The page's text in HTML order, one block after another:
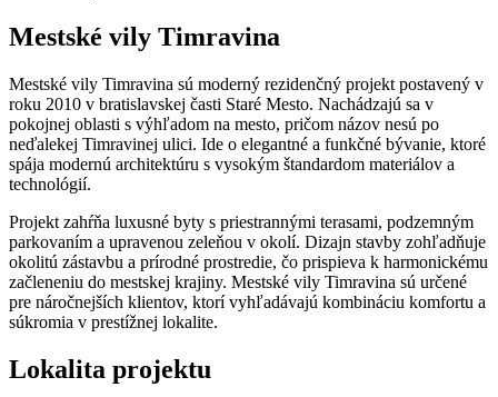
Mestské vily Timravina
Mestské vily Timravina sú moderný rezidenčný projekt postavený v
roku 2010 v bratislavskej časti Staré Mesto. Nachádzajú sa v
pokojnej oblasti s výhľadom na mesto, pričom názov nesú po
neďalekej Timravinej ulici. Ide o elegantné a funkčné bývanie, ktoré
spája modernú architektúru s vysokým štandardom materiálov a
technológií.
Projekt zahŕňa luxusné byty s priestrannými terasami, podzemným
parkovaním a upravenou zeleňou v okolí. Dizajn stavby zohľadňuje
okolitú zástavbu a prírodné prostredie, čo prispieva k harmonickému
začleneniu do mestskej krajiny. Mestské vily Timravina sú určené
pre náročnejších klientov, ktorí vyhľadávajú kombináciu komfortu a
súkromia v prestížnej lokalite.
Lokalita projektu